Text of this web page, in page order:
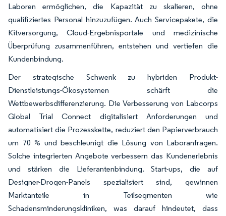
Laboren ermöglichen, die Kapazität zu skalieren, ohne
qualifiziertes Personal hinzuzufügen. Auch Servicepakete, die
Kitversorgung, Cloud-Ergebnisportale und medizinische
Überprüfung zusammenführen, entstehen und vertiefen die
Kundenbindung.
Der strategische Schwenk zu hybriden Produkt-
Dienstleistungs-Ökosystemen schärft die
Wettbewerbsdifferenzierung. Die Verbesserung von Labcorps
Global Trial Connect digitalisiert Anforderungen und
automatisiert die Prozesskette, reduziert den Papierverbrauch
um 70 % und beschleunigt die Lösung von Laboranfragen.
Solche integrierten Angebote verbessern das Kundenerlebnis
und stärken die Lieferantenbindung. Start-ups, die auf
Designer-Drogen-Panels spezialisiert sind, gewinnen
Marktanteile in Teilsegmenten wie
Schadensminderungskliniken, was darauf hindeutet, dass